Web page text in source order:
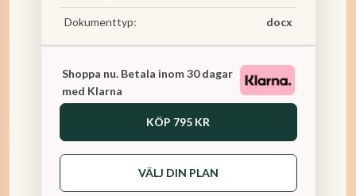
Dokumenttyp: docx
Shoppa nu. Betala inom 30 dagar
med Klarna
KÖP 795 KR
VÄLJ DIN PLAN